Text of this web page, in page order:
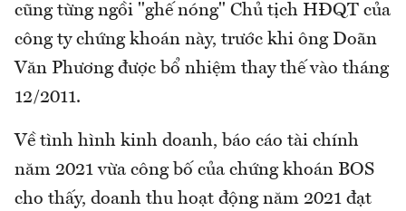
cũng từng ngồi "ghế nóng" Chủ tịch HĐQT của
công ty chứng khoán này, trước khi ông Doãn
Văn Phương được bổ nhiệm thay thế vào tháng
12/2011.
Về tình hình kinh doanh, báo cáo tài chính
năm 2021 vừa công bố của chứng khoán BOS
cho thấy, doanh thu hoạt động năm 2021 đạt